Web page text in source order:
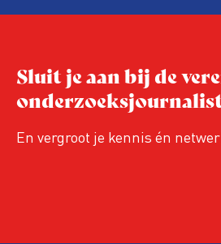
Sluit je aan bij de
En vergroot je kennis én